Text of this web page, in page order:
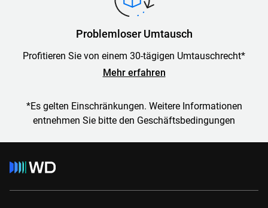
Problemloser Umtausch
Profitieren Sie von einem 30-tägigen Umtauschrecht*
Mehr erfahren
*Es gelten Einschränkungen. Weitere Informationen
entnehmen Sie bitte den Geschäftsbedingungen